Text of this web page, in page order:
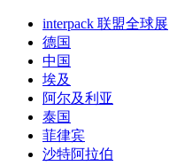
interpack 联盟全球展
德国
中国
埃及
阿尔及利亚
泰国
菲律宾
沙特阿拉伯